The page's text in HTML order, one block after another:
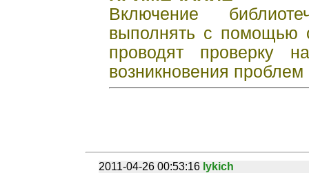
Включение
выполнять с помощью
проводят проверку
возникновения
2011-04-26 00:53:16 lykich